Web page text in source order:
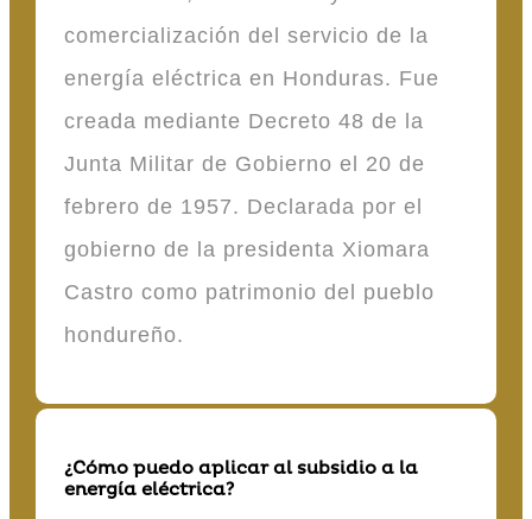
comercialización del servicio de la
energía eléctrica en Honduras. Fue
creada mediante Decreto 48 de la
Junta Militar de Gobierno el 20 de
febrero de 1957. Declarada por el
gobierno de la presidenta Xiomara
Castro como patrimonio del pueblo
hondureño.
¿Cómo puedo aplicar al subsidio a la
energía eléctrica?